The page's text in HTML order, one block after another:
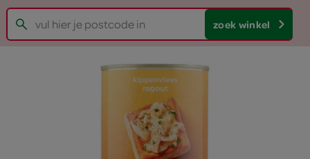
zoek winkel